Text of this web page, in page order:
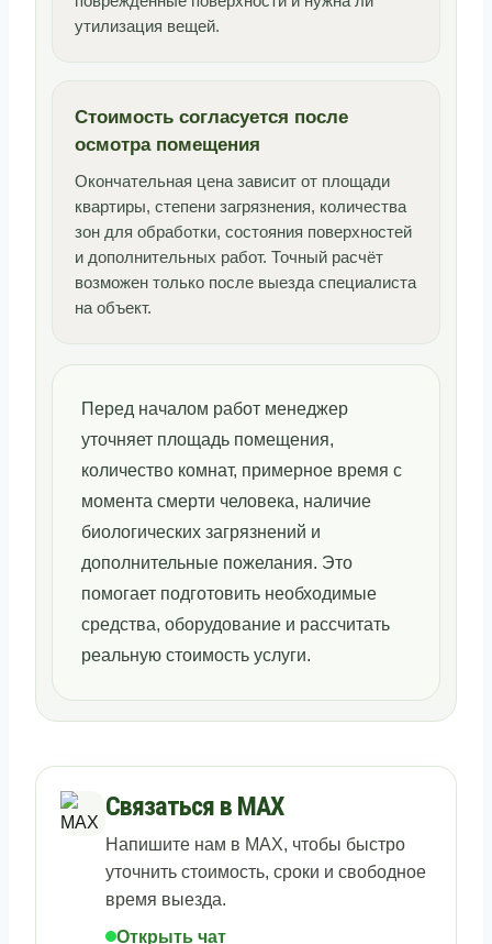
утилизация вещей.
Стоимость согласуется после
осмотра помещения
Окончательная цена зависит от площади
квартиры, степени загрязнения, количества
зон для обработки, состояния поверхностей
и дополнительных работ. Точный расчёт
возможен только после выезда специалиста
на объект.
Перед началом работ менеджер
уточняет площадь помещения,
количество комнат, примерное время с
момента смерти человека, наличие
биологических загрязнений и
дополнительные пожелания. Это
помогает подготовить необходимые
средства, оборудование и рассчитать
реальную стоимость услуги.
Связаться в MAX
Напишите нам в MAX, чтобы быстро
уточнить стоимость, сроки и свободное
время выезда.
Открыть чат